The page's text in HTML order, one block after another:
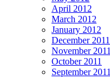
April 2012
March 2012
January 2012
December 2011
November 2011
October 2011
September 2011